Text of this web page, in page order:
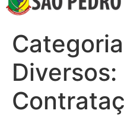
Diversos: